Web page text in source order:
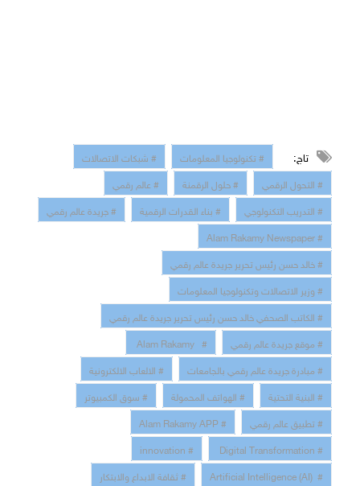
تاج: # تكنولوجيا المعلومات
# شبكات الاتصالات
# التحول الرقمي
# حلول الرقمنة
# عالم رقمي
# التدريب التكنولوجي
# بناء القدرات الرقمية
# جريدة عالم رقمي
# Alam Rakamy Newspaper
# خالد حسن رئيس تحرير جريدة عالم رقمي
# وزير الاتصالات وتكنولوجيا المعلومات
# الكاتب الصحفي خالد حسن رئيس تحرير جريدة عالم رقمي
# موقع جريدة عالم رقمي
# Alam Rakamy
# مبادرة جريدة عالم رقمي بالجامعات
# الالعاب الالكترونية
# البنية التحتية
# الهواتف المحمولة
# سوق الكمبيوتر
# تطبيق عالم رقمي
# Alam Rakamy APP
# Digital Transformation
# innovation
# Artificial Intelligence (AI)
# ثقافة الابداع والابتكار